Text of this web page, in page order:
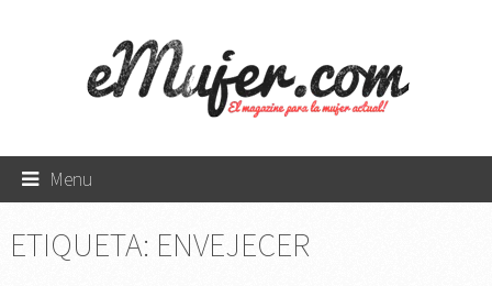
Menu
ETIQUETA: ENVEJECER